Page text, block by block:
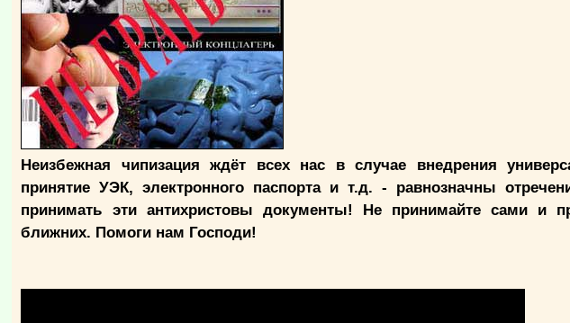
Неизбежная чипизация ждёт всех нас в случае внедрения
принятие УЭК, электронного паспорта и т.д. - равнозначны
принимать эти антихристовы документы! Не принимайте сами и
ближних. Помоги нам Господи!